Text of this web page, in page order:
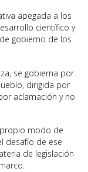
apegada a los
científico y
gobierno de los
se gobierna por
dirigida por
aclamación y no
modo de
desafío de ese
de legislación